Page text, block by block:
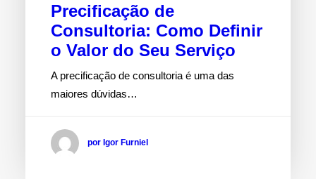
Precificação de
Consultoria: Como Definir
o Valor do Seu Serviço
A precificação de consultoria é uma das
maiores dúvidas…
por Igor Furniel